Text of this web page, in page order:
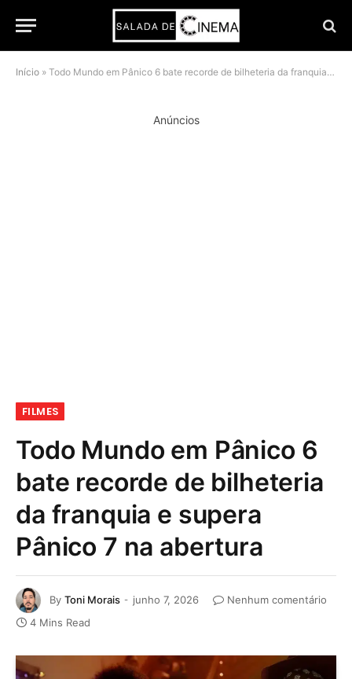
Início » Todo Mundo em Pânico 6 bate recorde de bilheteria da franquia e supera Pânico 7 na abertura
Anúncios
FILMES
Todo Mundo em Pânico 6
bate recorde de bilheteria
da franquia e supera
Pânico 7 na abertura
By Toni Morais junho 7, 2026
Nenhum comentário
4 Mins Read